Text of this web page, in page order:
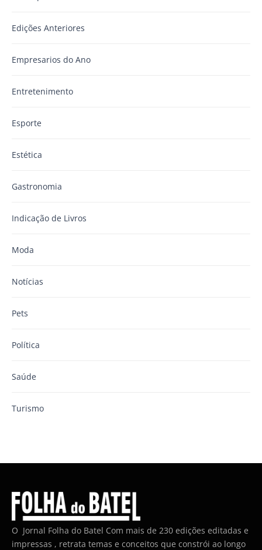
Edições Anteriores
Empresarios do Ano
Entretenimento
Esporte
Estética
Gastronomia
Indicação de Livros
Moda
Notícias
Pets
Política
Saúde
Turismo
O Jornal Folha do Batel Com mais de 230 edições editadas e
impressas , retrata temas e conceitos que constrói ao longo